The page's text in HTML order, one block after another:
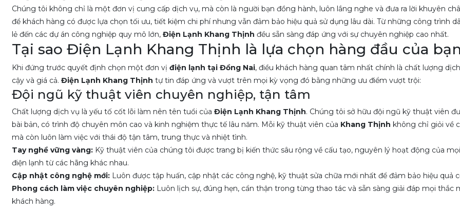
Chúng tôi không chỉ là một đơn vị cung cấp dịch vụ, mà còn là người bạn đồng hành, luôn lắng nghe và đưa ra lời khuyên
để khách hàng có được lựa chọn tối ưu, tiết kiệm chi phí nhưng vẫn đảm bảo hiệu quả sử dụng lâu dài. Từ những công trình
lẻ đến các dự án công nghiệp quy mô lớn, Điện Lạnh Khang Thịnh đều sẵn sàng đáp ứng với sự chuyên nghiệp cao nhất.
Tại sao Điện Lạnh Khang Thịnh là lựa chọn hàng đầu của
Khi đứng trước quyết định chọn một đơn vị điện lạnh tại Đồng Nai, điều khách hàng quan tâm nhất chính là chất lượng
cậy và giá cả. Điện Lạnh Khang Thịnh tự tin đáp ứng và vượt trên mọi kỳ vọng đó bằng những ưu điểm vượt trội:
Đội ngũ kỹ thuật viên chuyên nghiệp, tận tâm
Chất lượng dịch vụ là yếu tố cốt lõi làm nên tên tuổi của Điện Lạnh Khang Thịnh. Chúng tôi sở hữu đội ngũ kỹ thuật viên
bài bản, có trình độ chuyên môn cao và kinh nghiệm thực tế lâu năm. Mỗi kỹ thuật viên của Khang Thịnh không chỉ giỏi về
mà còn luôn làm việc với thái độ tận tâm, trung thực và nhiệt tình.
Tay nghề vững vàng:Kỹ thuật viên của chúng tôi được trang bị kiến thức sâu rộng về cấu tạo, nguyên lý hoạt động của
điện lạnh từ các hãng khác nhau.
Cập nhật công nghệ mới:Luôn được tập huấn, cập nhật các công nghệ, kỹ thuật sửa chữa mới nhất để đảm bảo hiệu quả
Phong cách làm việc chuyên nghiệp:Luôn lịch sự, đúng hẹn, cẩn thận trong từng thao tác và sẵn sàng giải đáp mọi thắc
khách hàng.